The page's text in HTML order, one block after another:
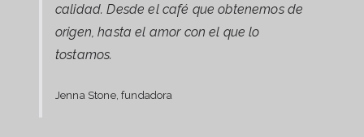
calidad. Desde el café que obtenemos de
origen, hasta el amor con el que lo
tostamos.
Jenna Stone, fundadora